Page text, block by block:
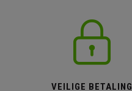
VEILIGE BETALING